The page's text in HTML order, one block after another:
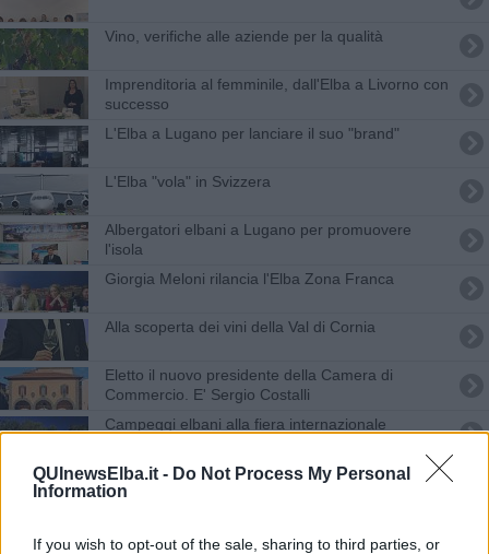
QUInewsElba.it - Do Not Process My Personal
Information
If you wish to opt-out of the sale, sharing to third parties, or
Vino, verifiche alle aziende per la qualità
Imprenditoria al femminile, dall'Elba a Livorno con
successo
L'Elba a Lugano per lanciare il suo "brand"
L'Elba "vola" in Svizzera
Albergatori elbani a Lugano per promuovere
l'isola
Giorgia Meloni rilancia l'Elba Zona Franca
Alla scoperta dei vini della Val di Cornia
Eletto il nuovo presidente della Camera di
Commercio. E' Sergio Costalli
Campeggi elbani alla fiera internazionale
Verso un'unica Camera di Commercio